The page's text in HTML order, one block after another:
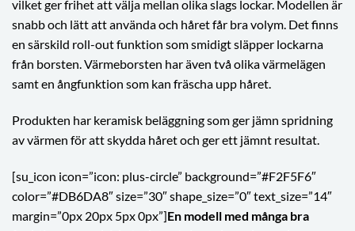
vilket ger frihet att välja mellan olika slags lockar. Modellen är
snabb och lätt att använda och håret får bra volym. Det finns
en särskild roll-out funktion som smidigt släpper lockarna
från borsten. Värmeborsten har även två olika värmelägen
samt en ångfunktion som kan fräscha upp håret.
Produkten har keramisk beläggning som ger jämn spridning
av värmen för att skydda håret och ger ett jämnt resultat.
[su_icon icon=”icon: plus-circle” background=”#F2F5F6″
color=”#DB6DA8″ size=”30″ shape_size=”0″ text_size=”14″
margin=”0px 20px 5px 0px”]En modell med många bra